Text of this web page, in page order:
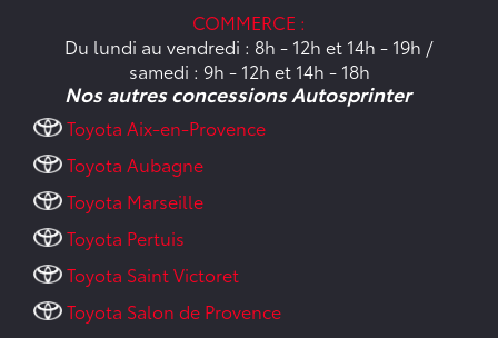
COMMERCE :
Du lundi au vendredi : 8h - 12h et 14h - 19h /
samedi : 9h - 12h et 14h - 18h
Nos autres concessions Autosprinter
Toyota Aix-en-Provence
Toyota Aubagne
Toyota Marseille
Toyota Pertuis
Toyota Saint Victoret
Toyota Salon de Provence